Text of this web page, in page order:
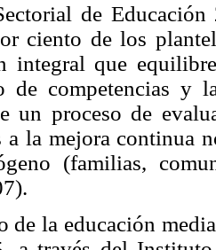
de
ciento de los
integral que
de competencias y
un proceso de
a la mejora continua
(familias,
de la educación